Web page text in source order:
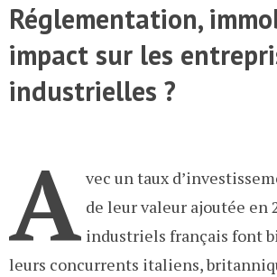
Réglementation,
impact sur les
industrielles ?
A vec un taux
de leur valeur ajoutée en
industriels français font
leurs concurrents italiens,